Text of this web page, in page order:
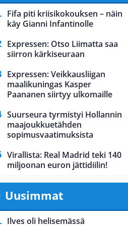
Fifa piti kriisikokouksen – näin
käy Gianni Infantinolle
Expressen: Otso Liimatta saa
siirron kärkiseuraan
Expressen: Veikkausliigan
maalikuningas Kasper
Paananen siirtyy ulkomaille
Suurseura tyrmistyi Hollannin
maajoukkuetähden
sopimusvaatimuksista
Virallista: Real Madrid teki 140
miljoonan euron jättidiilin!
Uusimmat
Ilves oli helisemässä